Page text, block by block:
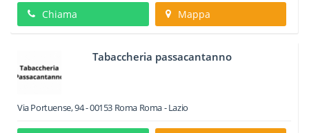
Chiama Mappa
Tabaccheria passacantanno
Via Portuense, 94-00153 Roma Roma -Lazio